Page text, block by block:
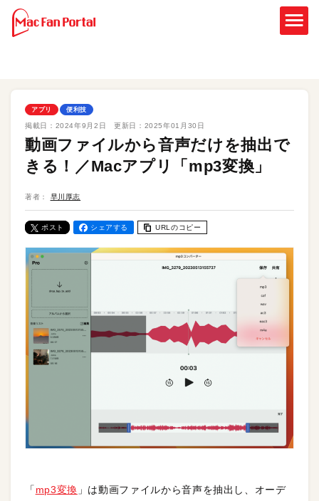
アプリ 便利技
掲載日： 2024年9月2日 更新日： 2025年01月30日
動画ファイルから音声だけを抽出で
きる！／Macアプリ「mp3変換」
著者： 早川厚志
ポスト シェアする URLのコピー
「 mp3変換 」は動画ファイルから音声を抽出し、オーデ